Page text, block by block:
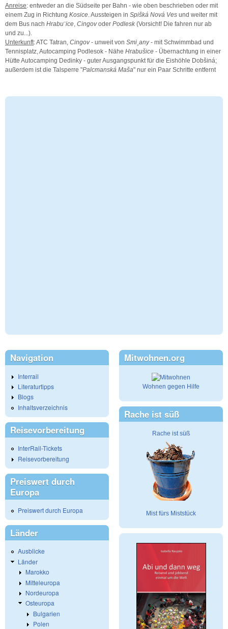
Anreise: entweder an die Südseite per Bahn - wie oben beschrieben oder mit
einem Zug in Richtung Kosice. Aussteigen in Spišká Nová Ves und weiter mit
dem Bus nach Hrabu¨ice, Cingovoder Podlesk (Vorsicht! Die fahren nur ab
und zu...).
Unterkunft: ATC Tatran, Cingov- unweit von Smi¸any- mit Schwimmbad und
Tennisplatz, Autocamping Podlesok - Nähe Hrabušice - Übernachtung in einer
Hütte Autocamping Dedinky - guter Ausgangspunkt für die Eishöhle Dobšiná;
außerdem ist die Talsperre "Palcmanská Maša" nur ein Paar Schritte entfernt
Navigation
Interrail
Literaturtipps
Blogs
Inhaltsverzeichnis
Reisevorbereitung
InterRail-Tickets
Reisevorbereitung
Preiswert durch
Europa
Preiswert durch Europa
Länder
Ausblicke
Länder
Marokko
Mitteleuropa
Nordeuropa
Osteuropa
Bulgarien
Polen
Mitwohnen.org
Wohnen gegen Hilfe
Rache ist süß
Rache ist süß
Mist fürs Miststück